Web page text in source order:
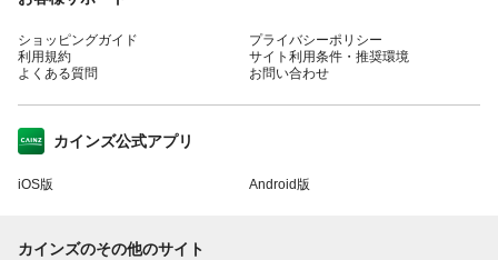
ショッピングガイド
利用規約
よくある質問
プライバシーポリシー
サイト利用条件・推奨環境
お問い合わせ
カインズ公式アプリ
iOS版 Android版
カインズのその他のサイト